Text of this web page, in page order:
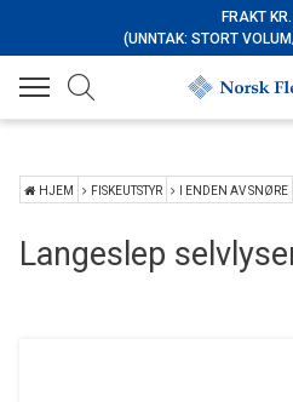
FRAKT
(UNNTAK: STORT
HJEM FISKEUTSTYR I ENDEN AV SNØRE
Langeslep